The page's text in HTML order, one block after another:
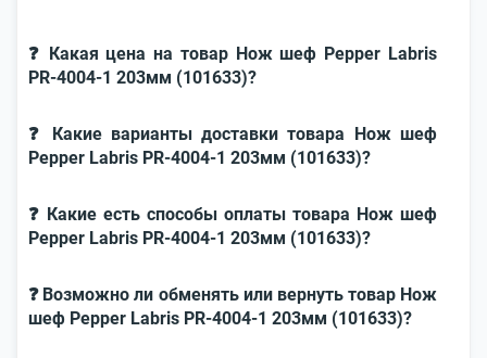
❓ Какая цена на товар Нож шеф Pepper Labris
PR-4004-1 203мм (101633)?
❓ Какие варианты доставки товара Нож шеф
Pepper Labris PR-4004-1 203мм (101633)?
❓ Какие есть способы оплаты товара Нож шеф
Pepper Labris PR-4004-1 203мм (101633)?
❓ Возможно ли обменять или вернуть товар Нож
шеф Pepper Labris PR-4004-1 203мм (101633)?